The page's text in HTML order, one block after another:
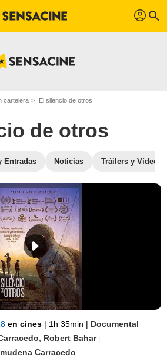
profil search
cartelera El silencio de otros
de otros
Entradas Noticias Tráilers y Vídeos
en cines | 1h 35min | Documental
Robert Bahar
Carracedo